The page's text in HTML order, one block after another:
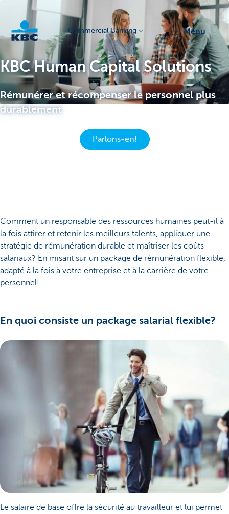
Commercial Banking menu
KBC Human Capital Solutions
Rémunérer et récompenser le personnel plus
durablement
Parlons-en!
Comment un responsable des ressources humaines peut-il à
la fois attirer et retenir les meilleurs talents, appliquer une
stratégie de rémunération durable et maîtriser les coûts
salariaux? En misant sur un package de rémunération flexible,
adapté à la fois à votre entreprise et à la carrière de votre
personnel!
En quoi consiste un package salarial flexible?
Le salaire de base offre la sécurité au travailleur et lui permet